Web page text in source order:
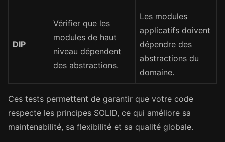
DIP
Vérifier que les
modules de haut
niveau dépendent
des abstractions.
Les modules
applicatifs doivent
dépendre des
abstractions du
domaine.
Ces tests permettent de garantir que votre code
respecte les principes SOLID, ce qui améliore sa
maintenabilité, sa flexibilité et sa qualité globale.